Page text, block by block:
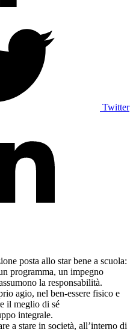
Twitter
posta allo star bene a scuola:
programma, un impegno
la responsabilità.
agio, nel ben-essere fisico e
il meglio di sé
integrale.
a stare in società, all’interno di